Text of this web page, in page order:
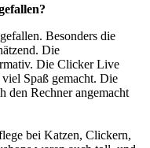
Besonders die
Die
Die Clicker Live
Spaß gemacht. Die
den Rechner angemacht
bei Katzen, Clickern,